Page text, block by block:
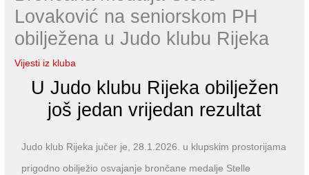
Lovaković na seniorskom PH
obilježena u Judo klubu Rijeka
Vijesti iz kluba
U Judo klubu Rijeka obilježen
još jedan vrijedan rezultat
Judo klub Rijeka jučer je, 28.1.2026. u klupskim prostorijama
prigodno obilježio osvajanje brončane medalje Stelle